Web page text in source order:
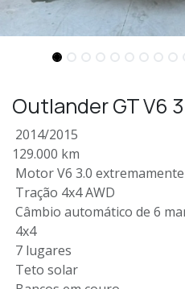
Outlander GT V6
2014/2015
129.000 km
Motor V6 3.0
Tração 4x4 AWD
Câmbio automático de 6
4x4
7 lugares
Teto solar